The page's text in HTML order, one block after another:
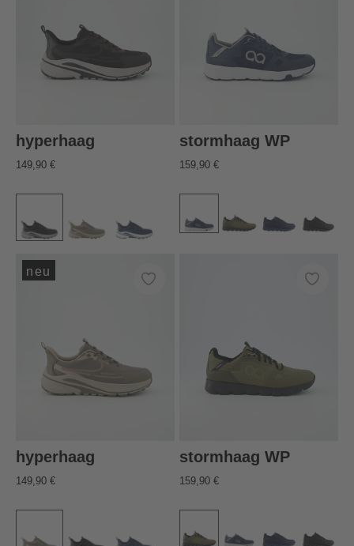
hyperhaag
149,90 €
stormhaag WP
159,90 €
neu
hyperhaag
149,90 €
stormhaag WP
159,90 €